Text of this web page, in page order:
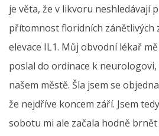
je věta, že v likvoru neshledávají
přítomnost floridních zánětlivých
elevace IL1. Můj obvodní lékař
poslal do ordinace k
našem městě. Šla jsem se
že nejdříve koncem září. Jsem
sobotu mi ale začala hodně